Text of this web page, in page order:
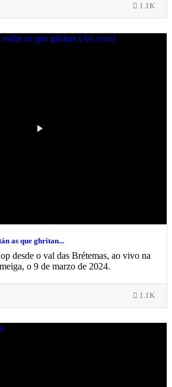
1.1K
as que ghritan...
desde o val das Brétemas, ao vivo na
o 9 de marzo de 2024.
1.1K